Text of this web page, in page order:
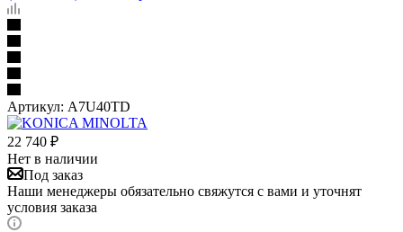
Артикул: A7U40TD
22 740 ₽
Нет в наличии
Под заказ
Наши менеджеры обязательно свяжутся с вами и уточнят
условия заказа